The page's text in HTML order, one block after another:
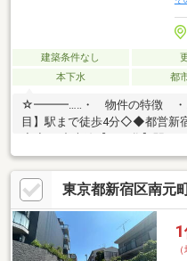
建築条件なし
本下水
都
☆━━━…‥・ 物件の特徴 ・
目】駅まで徒歩4分◇◆都営新
体費用不要です！◆◆周辺は閑
みでお過ごし頂けます♪◆同仕
レゼンテーションも随時受付中
東京都新宿区南元